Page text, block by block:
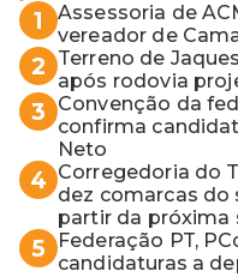
1
Assessoria de
vereador de
2
Terreno de
após rodovia
3
Convenção da
confirma
Neto
4 Corregedoria do
dez comarcas do
partir da próxima
5
Federação PT,
candidaturas a